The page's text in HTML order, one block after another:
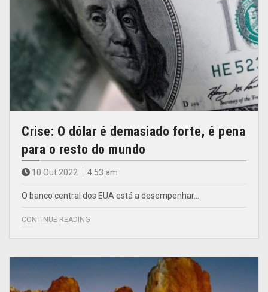
Crise: O dólar é demasiado forte, é pena
para o resto do mundo
10 Out 2022 4.53 am
O banco central dos EUA está a desempenhar…
CONTINUE READING